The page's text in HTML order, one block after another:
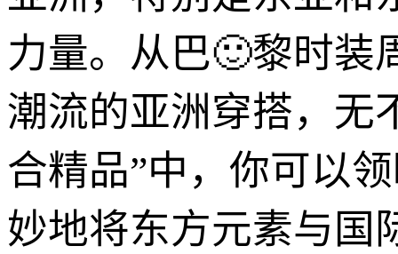
力量。从巴🙂黎时装
潮流的亚洲穿搭，无
合精品”中，你可以
妙地将东方元素与国